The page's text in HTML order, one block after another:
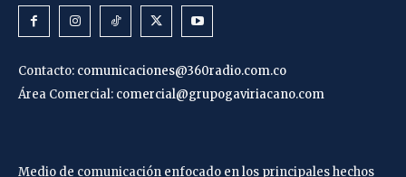
Contacto: comunicaciones@360radio.com.co
Área Comercial: comercial@grupogaviriacano.com
Medio de comunicación enfocado en los principales hechos